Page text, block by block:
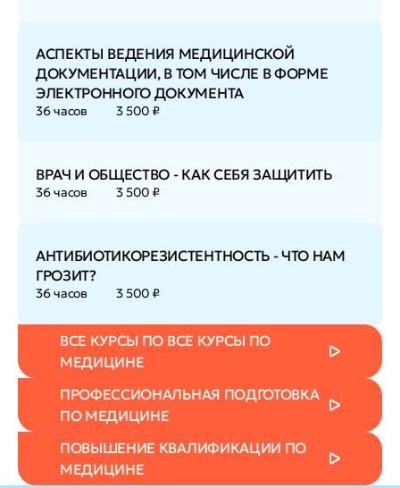
АСПЕКТЫ ВЕДЕНИЯ МЕДИЦИНСКОЙ
ДОКУМЕНТАЦИИ, В ТОМ ЧИСЛЕ В ФОРМЕ
ЭЛЕКТРОННОГО ДОКУМЕНТА
36 часов 3 500 ₽
ВРАЧ И ОБЩЕСТВО - КАК СЕБЯ ЗАЩИТИТЬ
36 часов 3 500 ₽
АНТИБИОТИКОРЕЗИСТЕНТНОСТЬ - ЧТО НАМ
ГРОЗИТ?
36 часов 3 500 ₽
ВСЕ КУРСЫ ПО ВСЕ КУРСЫ ПО
МЕДИЦИНЕ
ПРОФЕССИОНАЛЬНАЯ ПОДГОТОВКА
ПО МЕДИЦИНЕ
ПОВЫШЕНИЕ КВАЛИФИКАЦИИ ПО
МЕДИЦИНЕ